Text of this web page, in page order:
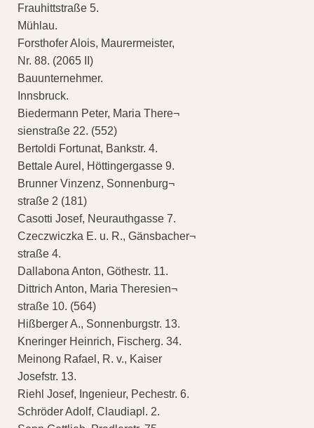
Frauhittstraße 5.
Mühlau.
Forsthofer Alois, Maurermeister,
Nr. 88. (2065 II)
Bauunternehmer.
Innsbruck.
Biedermann Peter, Maria There¬
sienstraße 22. (552)
Bertoldi Fortunat, Bankstr. 4.
Bettale Aurel, Höttingergasse 9.
Brunner Vinzenz, Sonnenburg¬
straße 2 (181)
Casotti Josef, Neurauthgasse 7.
Czeczwiczka E. u. R., Gänsbacher¬
straße 4.
Dallabona Anton, Göthestr. 11.
Dittrich Anton, Maria Theresien¬
straße 10. (564)
Hißberger A., Sonnenburgstr. 13.
Kneringer Heinrich, Fischerg. 34.
Meinong Rafael, R. v., Kaiser
Josefstr. 13.
Riehl Josef, Ingenieur, Pechestr. 6.
Schröder Adolf, Claudiapl. 2.